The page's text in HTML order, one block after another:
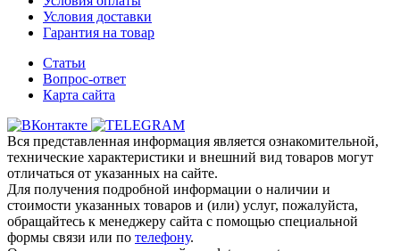
Условия доставки
Гарантия на товар
Статьи
Вопрос-ответ
Карта сайта
Вся представленная информация является ознакомительной,
технические характеристики и внешний вид товаров могут
отличаться от указанных на сайте.
Для получения подробной информации о наличии и
стоимости указанных товаров и (или) услуг, пожалуйста,
обращайтесь к менеджеру сайта с помощью специальной
формы связи или по телефону.